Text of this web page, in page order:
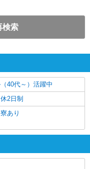
検索
40代～）活躍中
2日制
あり